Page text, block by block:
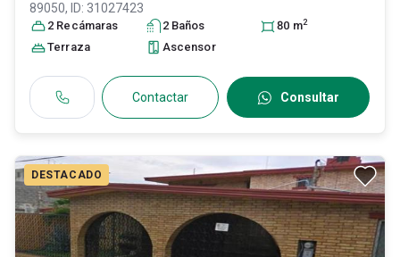
89050, ID: 31027423
2 Recámaras 2 Baños 80 m2
Terraza Ascensor
Contactar Consultar
DESTACADO